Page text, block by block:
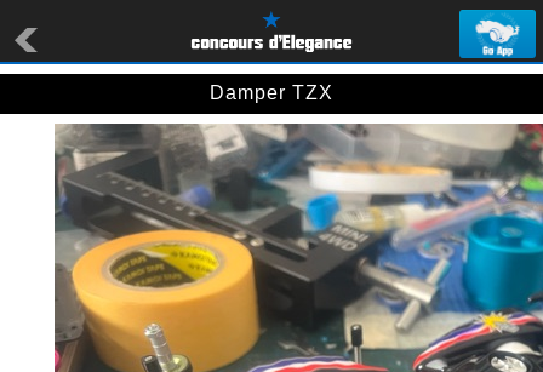
Damper TZX